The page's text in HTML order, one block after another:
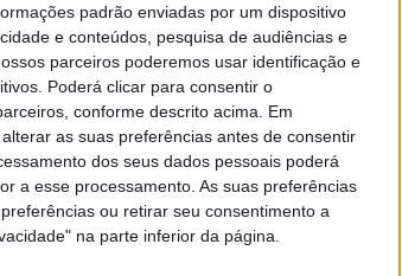
padrão enviadas por um dispositivo
e conteúdos, pesquisa de audiências e
parceiros poderemos usar identificação e
Poderá clicar para consentir o
conforme descrito acima. Em
as suas preferências antes de consentir
dos seus dados pessoais poderá
a esse processamento. As suas preferências
ou retirar seu consentimento a
na parte inferior da página.